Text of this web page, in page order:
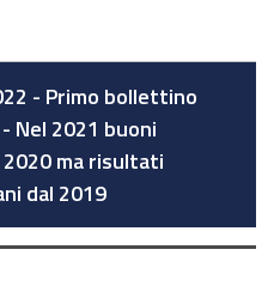
- Primo bollettino
Nel 2021 buoni
ma risultati
dal 2019